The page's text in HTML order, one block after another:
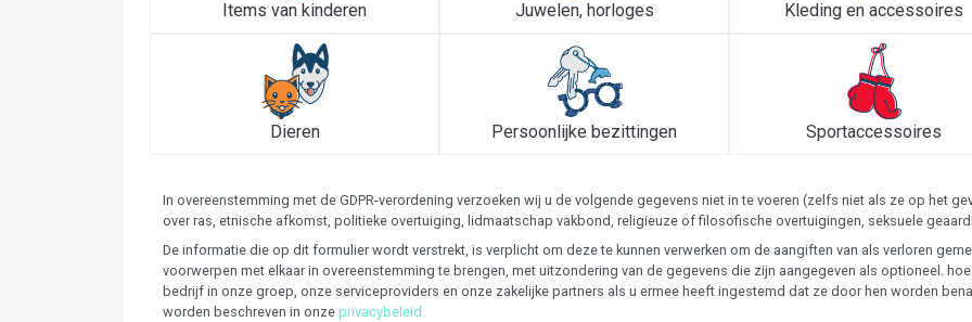
Items van kinderen Juwelen, horloges Kleding en accessoires
Dieren Persoonlijke bezittingen Sportaccessoires
In overeenstemming met de GDPR-verordening verzoeken wij u de volgende gegevens niet in te voeren (zelfs niet als ze op het
over ras, etnische afkomst, politieke overtuiging, lidmaatschap vakbond, religieuze of filosofische overtuigingen, seksuele
De informatie die op dit formulier wordt verstrekt, is verplicht om deze te kunnen verwerken om de aangiften van als verloren
voorwerpen met elkaar in overeenstemming te brengen, met uitzondering van de gegevens die zijn aangegeven als optioneel.
bedrijf in onze groep, onze serviceproviders en onze zakelijke partners als u ermee heeft ingestemd dat ze door hen worden
worden beschreven in onze privacybeleid.